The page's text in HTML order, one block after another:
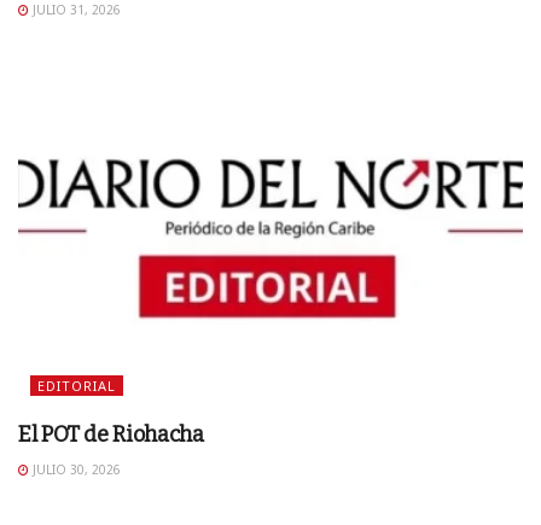
JULIO 31, 2026
EDITORIAL
El POT de Riohacha
JULIO 30, 2026